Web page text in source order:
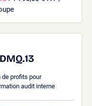
de profits pour
audit interne